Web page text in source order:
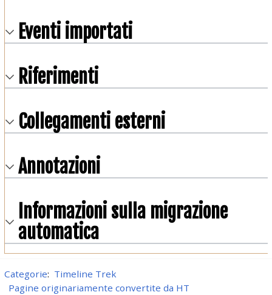
Eventi importati
Riferimenti
Collegamenti esterni
Annotazioni
Informazioni sulla migrazione
automatica
Categorie: Timeline Trek
Pagine originariamente convertite da HT